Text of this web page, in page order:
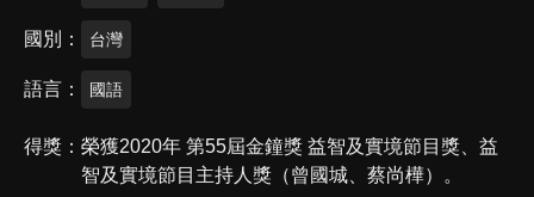
國別 台灣
語言 國語
得獎
榮獲2020年 第55屆金鐘獎 益智及實境節目獎、益
智及實境節目主持人獎（曾國城、蔡尚樺）。